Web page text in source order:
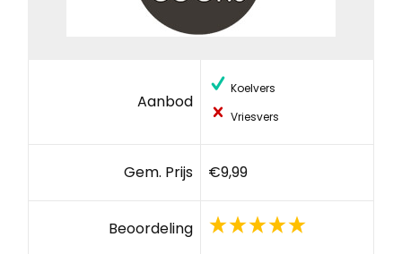
Aanbod
Koelvers
Vriesvers
Gem. Prijs €9,99
Beoordeling